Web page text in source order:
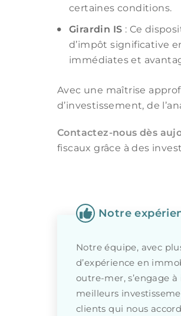
certaines conditions.
Girardin IS : Ce
d’impôt significative
immédiates et
Avec une maîtrise
d’investissement, de
Contactez-nous dès
fiscaux grâce à des
Notre
Notre équipe, avec
d’expérience en
outre-mer, s’engage
meilleurs
clients qui nous